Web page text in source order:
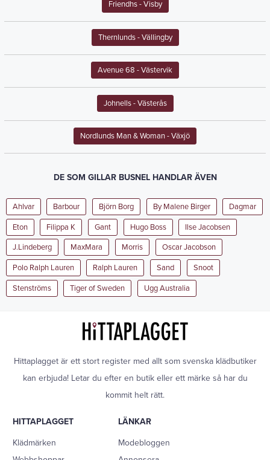
Friendhs- Visby
Thernlunds- Vällingby
Avenue 68 - Västervik
Johnells- Västerås
Nordlunds Man & Woman- Växjö
DE SOM GILLAR BUSNEL HANDLAR ÄVEN
Ahlvar Barbour Björn Borg By Malene Birger Dagmar
Eton Filippa K Gant Hugo Boss Ilse Jacobsen
J.Lindeberg MaxMara Morris Oscar Jacobson
Polo Ralph Lauren Ralph Lauren Sand Snoot
Stenströms Tiger of Sweden Ugg Australia
Hittaplagget är ett stort register med allt som svenska klädbutiker
kan erbjuda! Letar du efter en butik eller ett märke så har du
kommit helt rätt.
HITTAPLAGGET
Klädmärken
LÄNKAR
Modebloggen